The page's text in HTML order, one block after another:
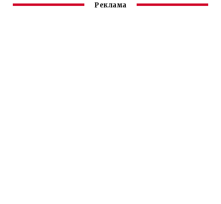
Реклама